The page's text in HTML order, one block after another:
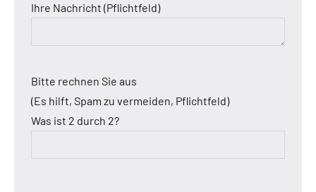
Ihre Nachricht (Pflichtfeld)
Bitte rechnen Sie aus
(Es hilft, Spam zu vermeiden, Pflichtfeld)
Was ist 2 durch 2?